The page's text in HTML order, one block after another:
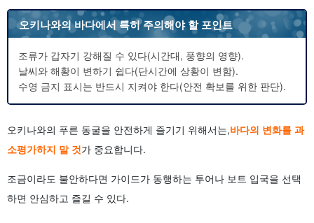
오키나와의 바다에서 특히 주의해야 할 포인트
조류가 갑자기 강해질 수 있다(시간대, 풍향의 영향).
날씨와 해황이 변하기 쉽다(단시간에 상황이 변함).
수영 금지 표시는 반드시 지켜야 한다(안전 확보를 위한 판단).
오키나와의 푸른 동굴을 안전하게 즐기기 위해서는,바다의 변화를 과
소평가하지 말 것가 중요합니다.
조금이라도 불안하다면 가이드가 동행하는 투어나 보트 입국을 선택
하면 안심하고 즐길 수 있다.